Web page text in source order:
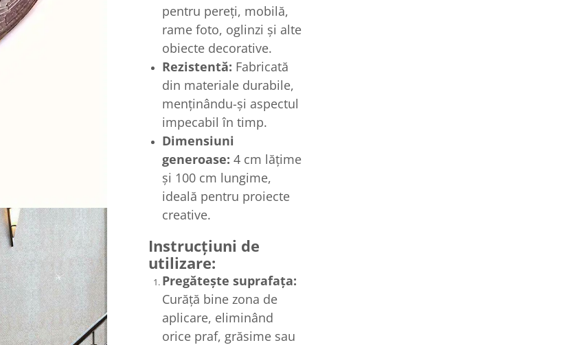
pentru pereți, mobilă,
rame foto, oglinzi și alte
obiecte decorative.
Rezistentă: Fabricată
din materiale durabile,
menținându-și aspectul
impecabil în timp.
Dimensiuni
generoase: 4 cm lățime
și 100 cm lungime,
ideală pentru proiecte
creative.
Instrucțiuni de
utilizare:
Pregătește suprafața:
Curăță bine zona de
aplicare, eliminând
orice praf, grăsime sau